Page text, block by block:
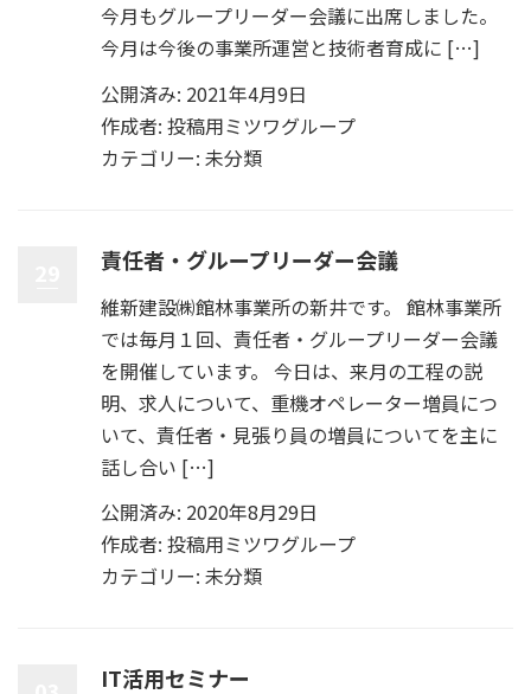
今月もグループリーダー会議に出席しました。
今月は今後の事業所運営と技術者育成に […]
公開済み: 2021年4月9日
作成者: 投稿用ミツワグループ
カテゴリー: 未分類
責任者・グループリーダー会議
維新建設㈱館林事業所の新井です。 館林事業所
では毎月１回、責任者・グループリーダー会議
を開催しています。 今日は、来月の工程の説
明、求人について、重機オペレーター増員につ
いて、責任者・見張り員の増員についてを主に
話し合い […]
公開済み: 2020年8月29日
作成者: 投稿用ミツワグループ
カテゴリー: 未分類
IT活用セミナー